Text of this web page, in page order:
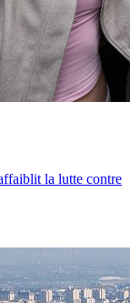
la lutte contre